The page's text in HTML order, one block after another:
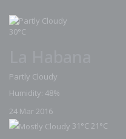
30°C
Partly Cloudy
Humidity: 48%
24 Mar 2016
31°C 21°C